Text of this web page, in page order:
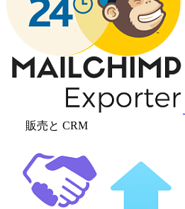
販売と CRM